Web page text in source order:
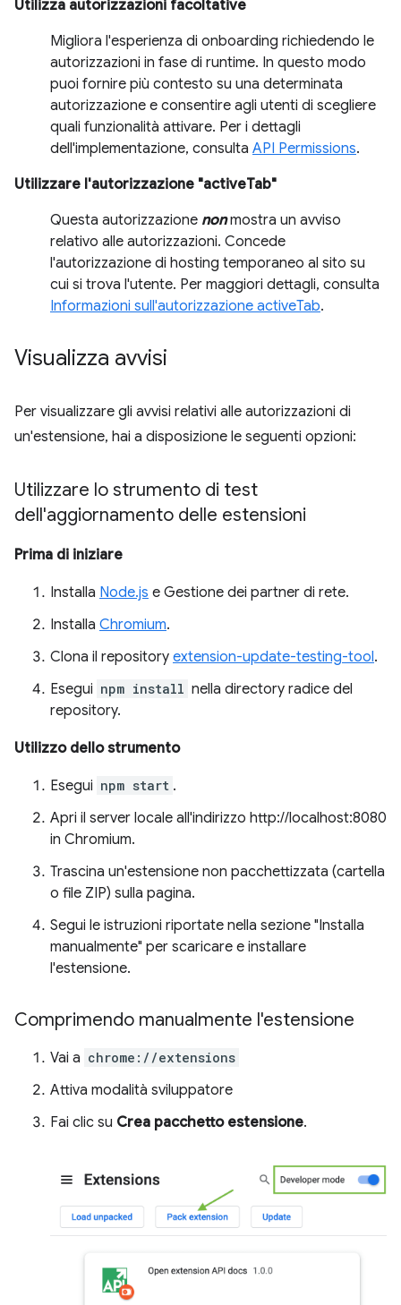
Utilizza autorizzazioni facoltative
Migliora l'esperienza di onboarding richiedendo le
autorizzazioni in fase di runtime. In questo modo
puoi fornire più contesto su una determinata
autorizzazione e consentire agli utenti di scegliere
quali funzionalità attivare. Per i dettagli
dell'implementazione, consulta API Permissions.
Utilizzare l'autorizzazione "activeTab"
Questa autorizzazione nonmostra un avviso
relativo alle autorizzazioni. Concede
l'autorizzazione di hosting temporaneo al sito su
cui si trova l'utente. Per maggiori dettagli, consulta
Informazioni sull'autorizzazione activeTab.
Visualizza avvisi
Per visualizzare gli avvisi relativi alle autorizzazioni di
un'estensione, hai a disposizione le seguenti opzioni:
Utilizzare lo strumento di test
dell'aggiornamento delle estensioni
Prima di iniziare
Installa Node.js e Gestione dei partner di rete.
Installa Chromium.
Clona il repository extension-update-testing-tool.
Esegui npm install nella directory radice del
repository.
Utilizzo dello strumento
Esegui npm start .
Apri il server locale all'indirizzo http://localhost:8080
in Chromium.
Trascina un'estensione non pacchettizzata (cartella
o file ZIP) sulla pagina.
Segui le istruzioni riportate nella sezione "Installa
manualmente" per scaricare e installare
l'estensione.
Comprimendo manualmente l'estensione
Vai a chrome://extensions
Attiva modalità sviluppatore
Fai clic su Crea pacchetto estensione.